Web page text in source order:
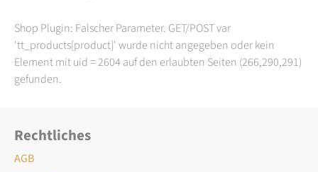
Shop Plugin: Falscher Parameter. GET/POST var
'tt_products[product]' wurde nicht angegeben oder kein
Element mit uid = 2604 auf den erlaubten Seiten (266,290,291)
gefunden.
Rechtliches
AGB